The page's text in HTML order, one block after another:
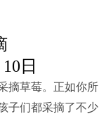
日
摘草莓。正如你所
子们都采摘了不少